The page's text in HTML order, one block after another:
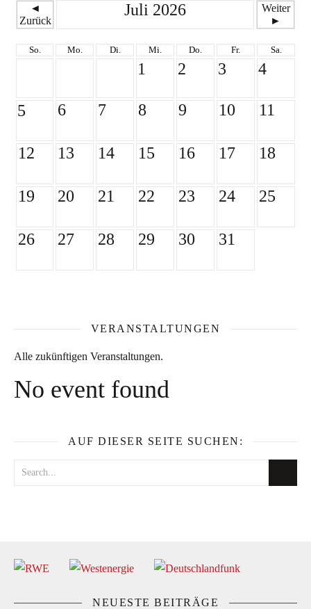
◄
Zurück
Juli 2026
Weiter
►
So. Mo. Di. Mi. Do. Fr. Sa.
1 2 3 4
5 6 7 8 9 10 11
12 13 14 15 16 17 18
19 20 21 22 23 24 25
26 27 28 29 30 31
VERANSTALTUNGEN
Alle zukünftigen Veranstaltungen.
No event found
AUF DIESER SEITE SUCHEN:
NEUESTE BEITRÄGE